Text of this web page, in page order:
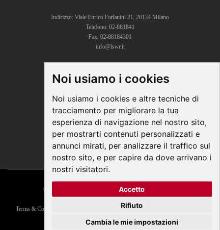
Noi usiamo i cookies
Noi usiamo i cookies e altre tecniche di
tracciamento per migliorare la tua
esperienza di navigazione nel nostro sito,
per mostrarti contenuti personalizzati e
annunci mirati, per analizzare il traffico sul
nostro sito, e per capire da dove arrivano i
nostri visitatori.
Accetto
Rifiuto
Cambia le mie impostazioni
Indirizzo: Viale Enrico Forlanini 21, 20134 Milano
Telefono: 02-881841
Fax: 02-88184301
info@lswr.it
CONNECT
Linkedin
Instagram
Youtube
© COPYRIGHT 2026 All Rights Reserved - Edra Media
Terms & Conditions
Regolamento ECM
Responsabile della Protezione dei Dati:
dpo@lswr.it